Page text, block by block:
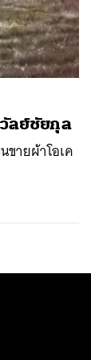
ลย์ชัยกุล
ายผ้าโอเค